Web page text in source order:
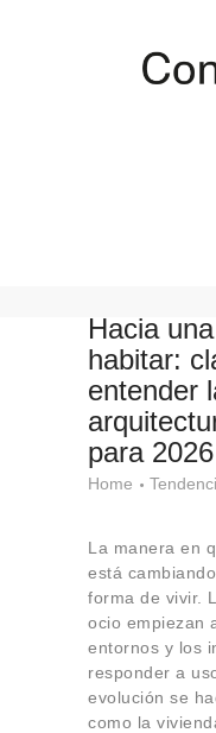
---
Eventos
Espacios
Materiales
Tecnologia
Sobre
by Finsa
Contacto
Hacia
habitar:
entender
para 2026
Home
La manera en
está
forma de vivir.
ocio empiezan
entornos y los
responder a
evolución se
como la